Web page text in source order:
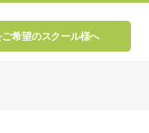
ご希望のスクール様へ